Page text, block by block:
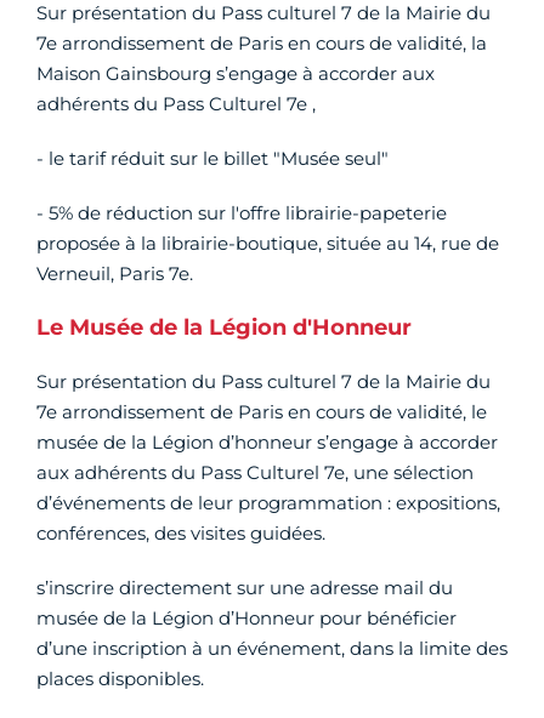
Sur présentation du Pass culturel 7 de la Mairie du
7e arrondissement de Paris en cours de validité, la
Maison Gainsbourg s’engage à accorder aux
adhérents du Pass Culturel 7e ,
- le tarif réduit sur le billet "Musée seul"
- 5% de réduction sur l'offre librairie-papeterie
proposée à la librairie-boutique, située au 14, rue de
Verneuil, Paris 7e.
Le Musée de la Légion d'Honneur
Sur présentation du Pass culturel 7 de la Mairie du
7e arrondissement de Paris en cours de validité, le
musée de la Légion d’honneur s’engage à accorder
aux adhérents du Pass Culturel 7e, une sélection
d’événements de leur programmation : expositions,
conférences, des visites guidées.
s’inscrire directement sur une adresse mail du
musée de la Légion d’Honneur pour bénéficier
d’une inscription à un événement, dans la limite des
places disponibles.